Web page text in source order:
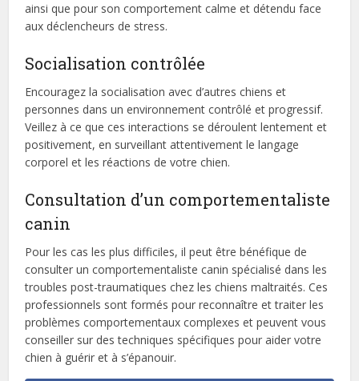
ainsi que pour son comportement calme et détendu face
aux déclencheurs de stress.
Socialisation contrôlée
Encouragez la socialisation avec d’autres chiens et
personnes dans un environnement contrôlé et progressif.
Veillez à ce que ces interactions se déroulent lentement et
positivement, en surveillant attentivement le langage
corporel et les réactions de votre chien.
Consultation d’un comportementaliste
canin
Pour les cas les plus difficiles, il peut être bénéfique de
consulter un comportementaliste canin spécialisé dans les
troubles post-traumatiques chez les chiens maltraités. Ces
professionnels sont formés pour reconnaître et traiter les
problèmes comportementaux complexes et peuvent vous
conseiller sur des techniques spécifiques pour aider votre
chien à guérir et à s’épanouir.